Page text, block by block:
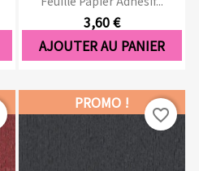
3,60 €
AJOUTER AU PANIER
PROMO !
favorite_border